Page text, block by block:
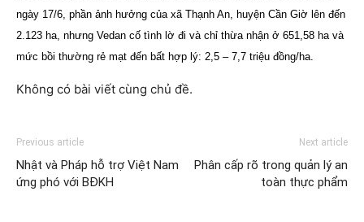
ngày 17/6, phần ảnh hưởng của xã Thạnh An, huyện Cần Giờ lên đến
2.123 ha, nhưng Vedan cố tình lờ đi và chỉ thừa nhận ở 651,58 ha và
mức bồi thường rẻ mạt đến bất hợp lý: 2,5 – 7,7 triệu đồng/ha.
Không có bài viết cùng chủ đề.
Previous article
Nhật và Pháp hỗ trợ Việt Nam
ứng phó với BĐKH
Next article
Phân cấp rõ trong quản lý an
toàn thực phẩm